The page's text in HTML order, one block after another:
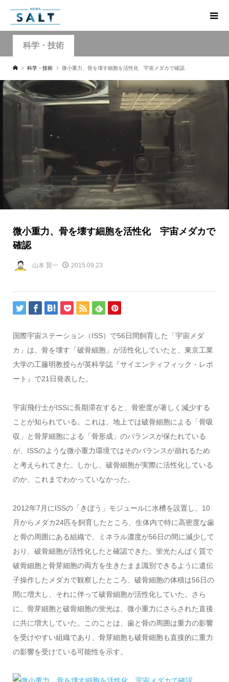
科学・技術
科学・技術 微小重力、骨を壊す細胞を活性化 宇宙メダカで確認
微小重力、骨を壊す細胞を活性化 宇宙メダカで
確認
山本 賢一 2015.09.23
国際宇宙ステーション（ISS）で56日間飼育した「宇宙メダ
カ」は、骨を壊す「破骨細胞」が活性化していたと、東京工業
大学の工藤明教授らが英科学誌『サイエンティフィック・レポ
ート』で21日発表した。
宇宙飛行士がISSに長期滞在すると、骨密度が著しく減少する
ことが知られている。これは、地上では破骨細胞による「骨吸
収」と骨芽細胞による「骨形成」のバランスが保たれている
が、ISSのような微小重力環境ではそのバランスが崩れるため
と考えられてきた。しかし、破骨細胞が実際に活性化している
のか、これまでわかっていなかった。
2012年7月にISSの「きぼう」モジュールに水槽を設置し、10
月からメダカ24匹を飼育したところ、生体内で特に高密度な歯
と骨の周囲にある組織で、ミネラル濃度が56日の間に減少して
おり、破骨細胞が活性化したと確認できた。蛍光たんぱく質で
破骨細胞と骨芽細胞の両方を生きたまま識別できるように遺伝
子操作したメダカで観察したところ、破骨細胞の体積は56日の
間に増大し、それに伴って破骨細胞が活性化していた。さら
に、骨芽細胞と破骨細胞の蛍光は、微小重力にさらされた直後
に共に増大していた。このことは、歯と骨の周囲は重力の影響
を受けやすい組織であり、骨芽細胞も破骨細胞も直接的に重力
の影響を受けている可能性を示す。